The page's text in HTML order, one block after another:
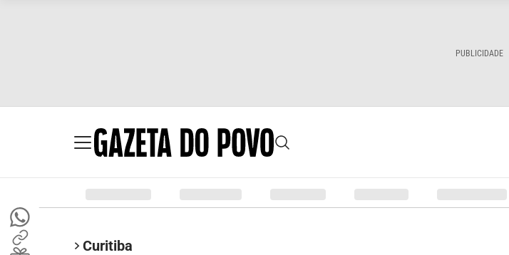
PUBLICIDADE
Curitiba